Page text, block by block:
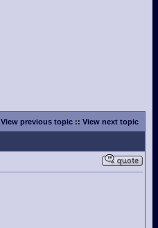
View previous topic :: View next topic